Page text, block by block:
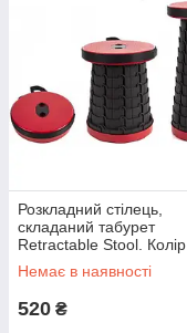
Розкладний стілець,
складаний табурет
Retractable Stool. Колір
червоний JY-78
Немає в наявності
520 ₴